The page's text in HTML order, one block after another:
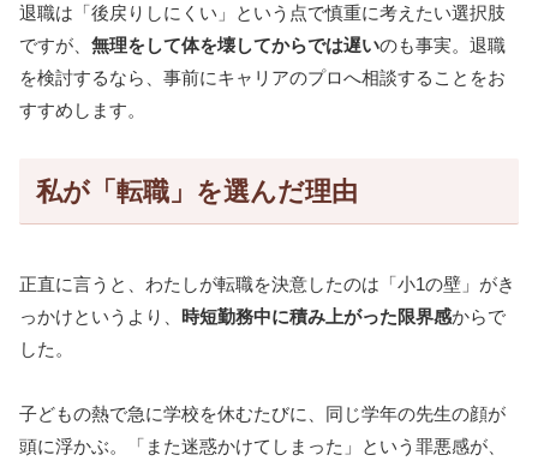
退職は「後戻りしにくい」という点で慎重に考えたい選択肢
ですが、 無理をして体を壊してからでは遅いのも事実。退職
を検討するなら、事前にキャリアのプロへ相談することをお
すすめします。
私が「転職」を選んだ理由
正直に言うと、わたしが転職を決意したのは「小1の壁」がき
っかけというより、 時短勤務中に積み上がった限界感からで
した。
子どもの熱で急に学校を休むたびに、同じ学年の先生の顔が
頭に浮かぶ。「また迷惑かけてしまった」という罪悪感が、